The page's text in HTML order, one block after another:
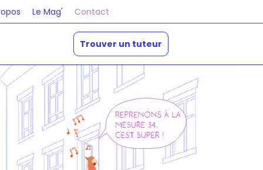
Le Mag' Contact
Trouver un tuteur